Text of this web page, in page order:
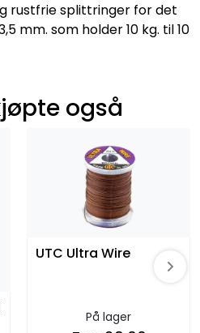
rustfrie splittringer for det
mm. som holder 10 kg. til 10
også
UTC Ultra Wire
På lager